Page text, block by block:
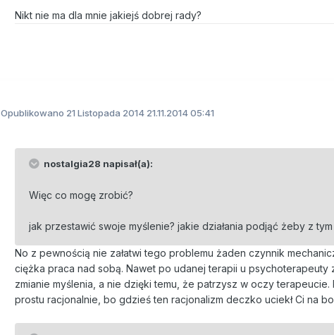
Nikt nie ma dla mnie jakiejś dobrej rady?
Opublikowano 21 Listopada 2014 21.11.2014 05:41
nostalgia28 napisał(a):
Więc co mogę zrobić?
jak przestawić swoje myślenie? jakie działania podjąć żeby z
No z pewnością nie załatwi tego problemu żaden czynnik
ciężka praca nad sobą. Nawet po udanej terapii u psychoterapeuty
zmianie myślenia, a nie dzięki temu, że patrzysz w oczy
prostu racjonalnie, bo gdzieś ten racjonalizm deczko uciekł Ci na